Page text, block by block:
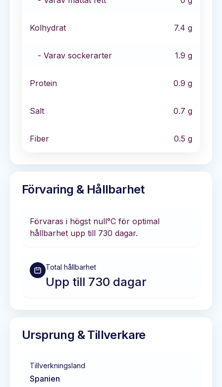
Kolhydrat 7.4 g
- Varav sockerarter 1.9 g
Protein 0.9 g
Salt 0.7 g
Fiber 0.5 g
Förvaring & Hållbarhet
Förvaras i högst null°C för optimal
hållbarhet upp till 730 dagar.
Total hållbarhet
Upp till 730 dagar
Ursprung & Tillverkare
Tillverkningsland
Spanien